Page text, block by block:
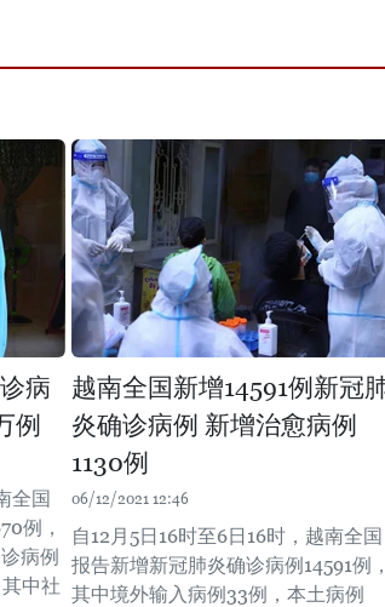
病
例
全国
例，
病例
中社
越南全国新增14591例新冠
炎确诊病例 新增治愈病例
1130例
06/12/2021 12:46
自12月5日16时至6日16时，越南全国
报告新增新冠肺炎确诊病例14591例，
其中境外输入病例33例，本土病例